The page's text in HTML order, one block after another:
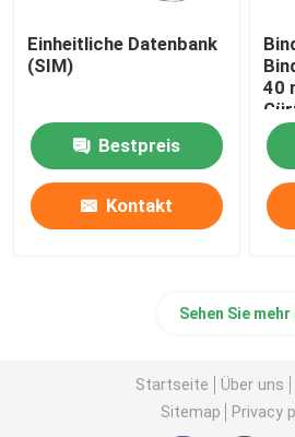
Einheitliche Datenbank
(SIM)
Bestpreis
Kontakt
40
Sehen Sie mehr
Startseite Über uns
Sitemap
Privacy